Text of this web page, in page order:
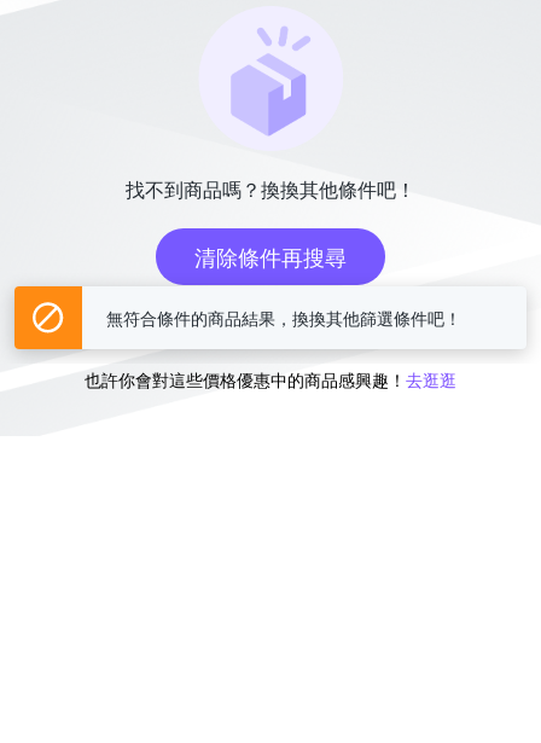
找不到商品嗎？換換其他條件吧！
清除條件再搜尋
或
也許你會對這些價格優惠中的商品感興趣！ 去逛逛
無符合條件的商品結果，換換其他篩選條件吧！